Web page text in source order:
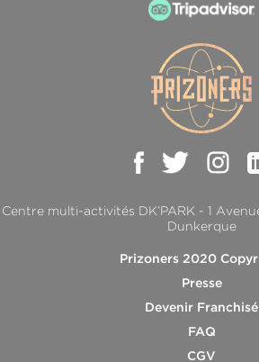
Centre multi-activités DK’PARK - 1
Dunkerque
Prizoners 2020
Presse
Devenir Franchisé
FAQ
CGV